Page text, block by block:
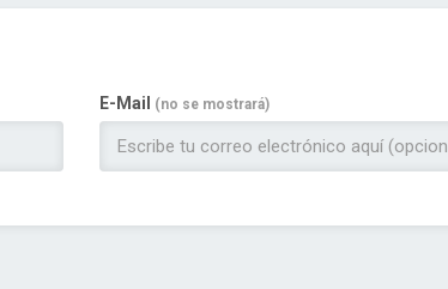
E-Mail (no se mostrará)